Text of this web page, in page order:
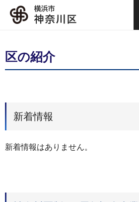
区の紹介
新着情報
新着情報はありません。